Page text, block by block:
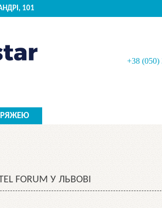
101
+38 (050)
FORUM У ЛЬВОВІ